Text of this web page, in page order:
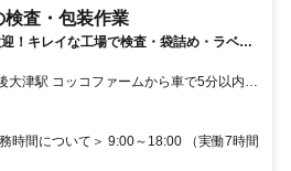
検査・包装作業
！キレイな工場で検査・袋詰め・ラベル
週払いあり
ら車で5分以内
通勤OK
時間について＞ 9:00～18:00 （実働7時間